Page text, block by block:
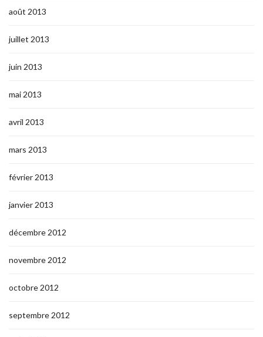
août 2013
juillet 2013
juin 2013
mai 2013
avril 2013
mars 2013
février 2013
janvier 2013
décembre 2012
novembre 2012
octobre 2012
septembre 2012